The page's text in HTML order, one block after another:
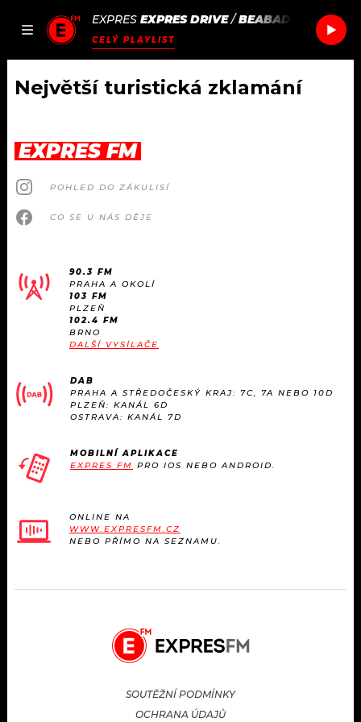
JAK
SEZNAM.CZ
EXPRES EXPRES DRIVE/BEABADOOBEE
CELÝ PLAYLIST
DOMŮ
ČLÁNKY
AKTUÁLNĚ
ROZHOVORY
#NEBUDUDOMA
KVÍZY
TRENDY
KULTURA
PODCASTY
RÁDIO
APLIKACE
PROGRAM
PLAYLIST
JAK NALADIT
SOUTĚŽE
Největší turistická zklamání
EXPRES FM
POHLED DO ZÁKULISÍ
CO SE U NÁS DĚJE
90.3 FM
PRAHA A OKOLÍ
103 FM
PLZEŇ
102.4 FM
BRNO
DALŠÍ VYSÍLAČE
DAB
PRAHA A STŘEDOČESKÝ KRAJ: 7C, 7A NEBO 10D
PLZEŇ: KANÁL 6D
OSTRAVA: KANÁL 7D
MOBILNÍ APLIKACE
EXPRES FM PRO IOS NEBO ANDROID.
ONLINE NA
WWW.EXPRESFM.CZ
NEBO PŘÍMO NA SEZNAMU.
SOUTĚŽNÍ PODMÍNKY
OCHRANA ÚDAJŮ